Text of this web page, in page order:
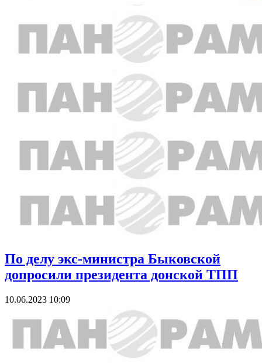
По делу экс-министра Быковской
допросили президента донской ТПП
10.06.2023 10:09